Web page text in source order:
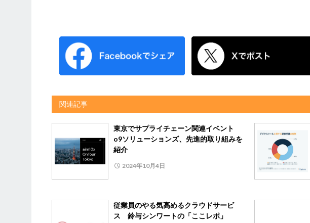
関連記事
東京でサプライチェーン関連イベント
o9ソリューションズ、先進的取り組みを
紹介
2024年10月4日
従業員のやる気高めるクラウドサービ
ス 鈴与シンワートの「ここレポ」